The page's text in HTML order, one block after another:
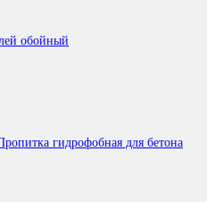
обойный
гидрофобная для бетона